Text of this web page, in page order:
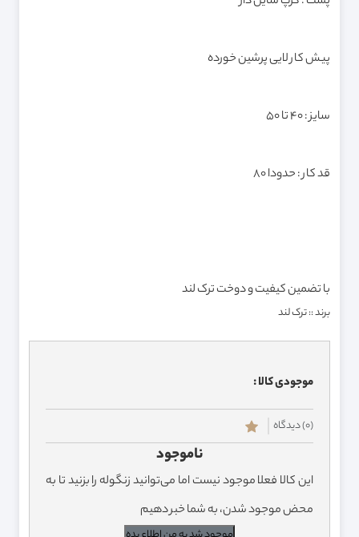
پیش کار لایی پرشین خورده
سایز : 40 تا 50
قد کار : حدودا ۸۰
با تضمین کیفیت و دوخت ترک لند
برند ::ترک لند
موجودی کالا :
(0) دیدگاه
ناموجود
این کالا فعلا موجود نیست اما می‌توانید زنگوله را بزنید تا به
محض موجود شدن، به شما خبر دهیم